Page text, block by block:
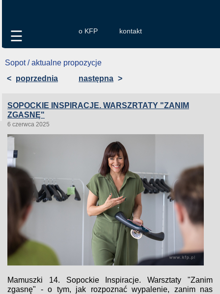
o KFP kontakt
☰
Sopot / aktualne propozycje
< poprzednia następna >
SOPOCKIE INSPIRACJE. WARSZRTATY "ZANIM
ZGASNĘ"
6 czerwca 2025
Mamuszki 14. Sopockie Inspiracje. Warsztaty "Zanim
zgasnę" - o tym, jak rozpoznać wypalenie, zanim nas